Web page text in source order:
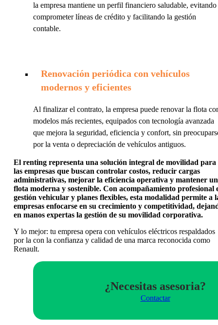
la empresa mantiene un perfil financiero saludable, evitando
comprometer líneas de crédito y facilitando la gestión
contable.
Renovación periódica con vehículos
modernos y eficientes
Al finalizar el contrato, la empresa puede renovar la flota
modelos más recientes, equipados con tecnología avanzada
que mejora la seguridad, eficiencia y confort, sin
por la venta o depreciación de vehículos antiguos.
El renting representa una solución integral de movilidad para
las empresas que buscan controlar costos, reducir cargas
administrativas, mejorar la eficiencia operativa y mantener
flota moderna y sostenible. Con acompañamiento profesional
gestión vehicular y planes flexibles, esta modalidad permite a
empresas enfocarse en su crecimiento y competitividad,
en manos expertas la gestión de su movilidad corporativa.
Y lo mejor: tu empresa opera con vehículos eléctricos respaldados
por la con la confianza y calidad de una marca reconocida como
Renault.
¿Necesitas asesoria?
Contactar